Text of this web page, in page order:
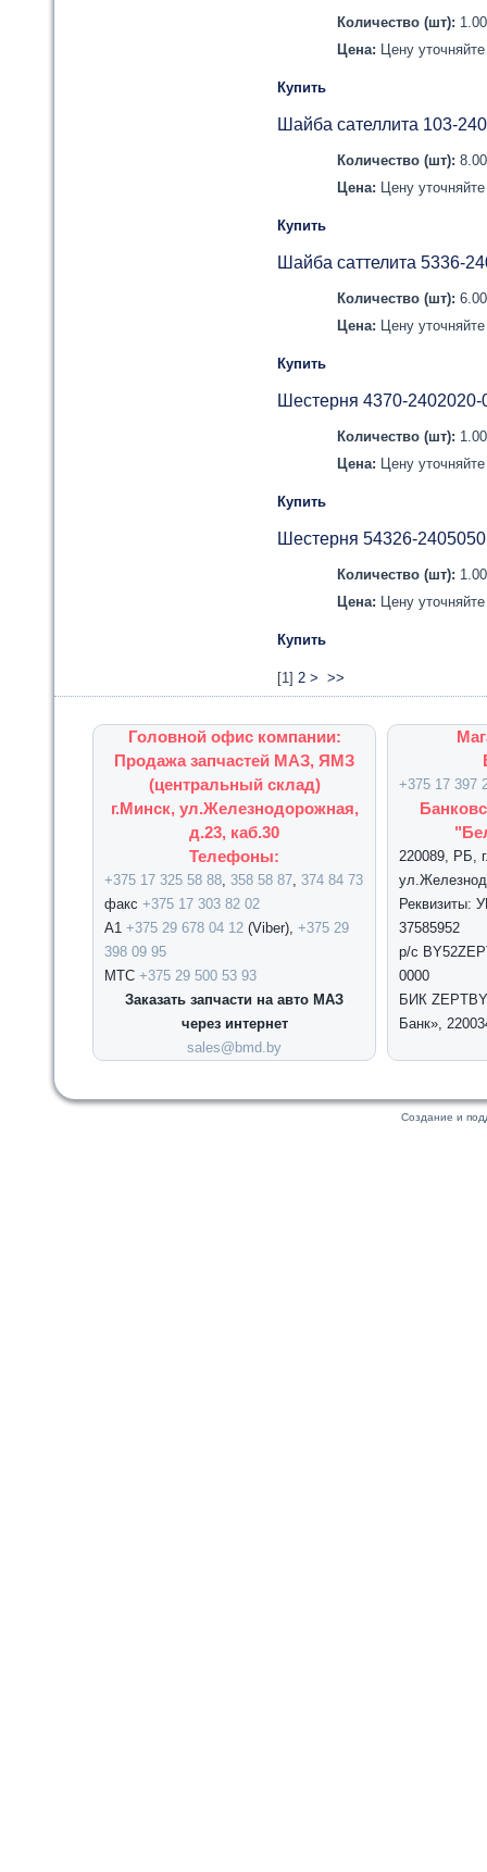
Количество (шт):
Цена: Цену
Купить
Шайба сателлита 103-
Количество (шт):
Цена: Цену
Купить
Шайба саттелита 5336-
Количество (шт):
Цена: Цену
Купить
Шестерня 4370-
Количество (шт):
Цена: Цену
Купить
Шестерня 54326-
Количество (шт):
Цена: Цену
Купить
[1] 2 > >>
Головной офис компании:
Продажа запчастей МАЗ, ЯМЗ
(центральный склад)
г.Минск, ул.Железнодорожная,
д.23, каб.30
Телефоны:
+375 17 325 58 88, 358 58 87, 374 84 73
факс +375 17 303 82 02
А1 +375 29 678 04 12 (Viber), +375 29
398 09 95
МТС +375 29 500 53 93
Заказать запчасти на авто МАЗ
через интернет
sales@bmd.by
+375 17 397
220089, РБ,
Реквизиты:
37585952
р/с
0000
БИК
Банк»,
Создание и